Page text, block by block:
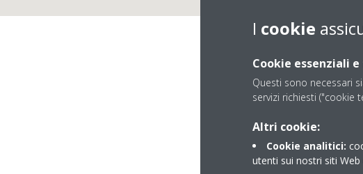
I cookie
Cookie essenziali
Questi sono necessari
servizi richiesti ("cookie
Altri cookie:
Cookie analitici:
utenti sui nostri siti